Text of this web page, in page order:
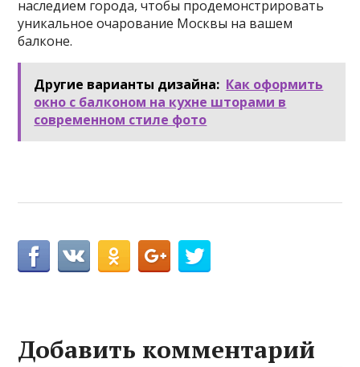
наследием города, чтобы продемонстрировать
уникальное очарование Москвы на вашем
балконе.
Другие варианты дизайна: Как оформить
окно с балконом на кухне шторами в
современном стиле фото
Добавить комментарий